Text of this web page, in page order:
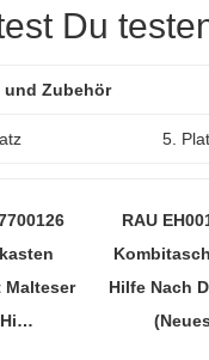
Du
und Zubehör
5.
Malteser
Hi…
RAU
Hilfe Nach